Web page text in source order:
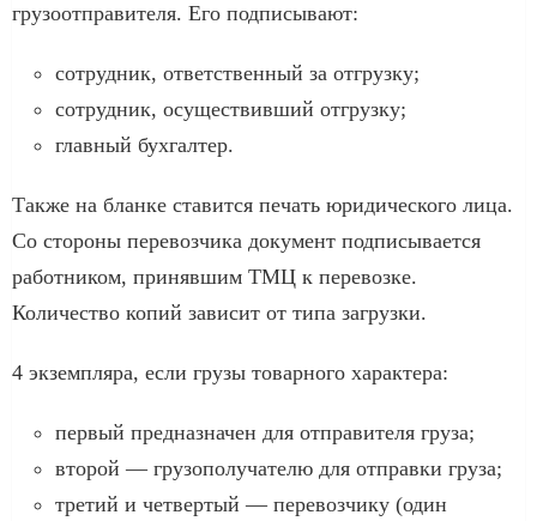
грузоотправителя. Его подписывают:
сотрудник, ответственный за отгрузку;
сотрудник, осуществивший отгрузку;
главный бухгалтер.
Также на бланке ставится печать юридического лица.
Со стороны перевозчика документ подписывается
работником, принявшим ТМЦ к перевозке.
Количество копий зависит от типа загрузки.
4 экземпляра, если грузы товарного характера:
первый предназначен для отправителя груза;
второй — грузополучателю для отправки груза;
третий и четвертый — перевозчику (один